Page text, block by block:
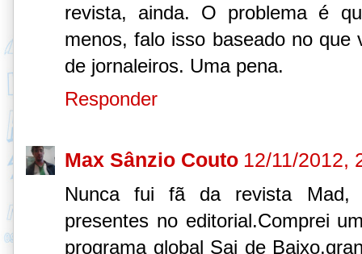
revista, ainda. O problema é
menos, falo isso baseado no
de jornaleiros. Uma pena.
Responder
Max Sânzio Couto 12/11/2012,
Nunca fui fã da revista Mad,
presentes no editorial.Comprei
programa global Sai de